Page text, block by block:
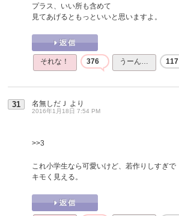
プラス、いい所も含めて
見てあげるともっといいと思いますよ。
それな！ 376 うーん… 117
31 名無しだＪ より
2016年1月18日 7:54 PM
>>3
これ小学生なら可愛いけど、若作りしすぎで
キモく見える。